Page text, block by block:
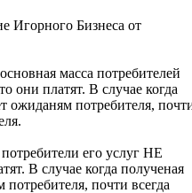
Игорного Бизнеса от
масса потребителей
они платят. В случае когда
ожиданям потребителя,
его услуг НЕ
В случае когда полученая
потребителя, почти всегда